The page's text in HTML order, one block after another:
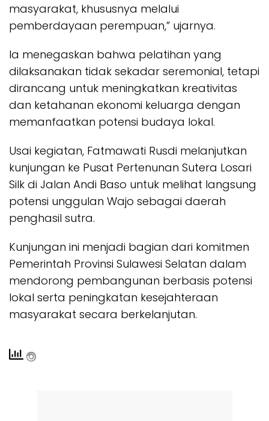
masyarakat, khususnya melalui
pemberdayaan perempuan,” ujarnya.
Ia menegaskan bahwa pelatihan yang
dilaksanakan tidak sekadar seremonial, tetapi
dirancang untuk meningkatkan kreativitas
dan ketahanan ekonomi keluarga dengan
memanfaatkan potensi budaya lokal.
Usai kegiatan, Fatmawati Rusdi melanjutkan
kunjungan ke Pusat Pertenunan Sutera Losari
Silk di Jalan Andi Baso untuk melihat langsung
potensi unggulan Wajo sebagai daerah
penghasil sutra.
Kunjungan ini menjadi bagian dari komitmen
Pemerintah Provinsi Sulawesi Selatan dalam
mendorong pembangunan berbasis potensi
lokal serta peningkatan kesejahteraan
masyarakat secara berkelanjutan.